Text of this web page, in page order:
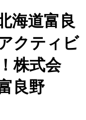
海道富良
クティビ
株式会
良野